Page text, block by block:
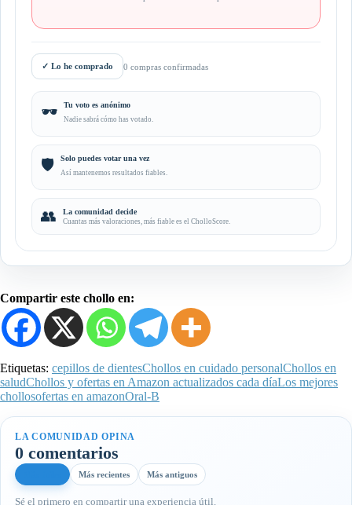
✓ Lo he comprado 0 compras confirmadas
🕶️ Tu voto es anónimo
Nadie sabrá cómo has votado.
🛡️ Solo puedes votar una vez
Así mantenemos resultados fiables.
👥 La comunidad decide
Cuantas más valoraciones, más fiable es el CholloScore.
Compartir este chollo en:
Etiquetas: cepillos de dientesChollos en cuidado personalChollos en
saludChollos y ofertas en Amazon actualizados cada díaLos mejores
chollosofertas en amazonOral-B
LA COMUNIDAD OPINA
0 comentarios
Más recientes Más antiguos
Sé el primero en compartir una experiencia útil.